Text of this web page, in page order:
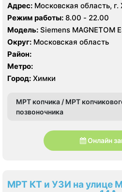
Адрес: Московская область,
стр 1
Режим работы: 8.00 - 22.00
Модель: Siemens MAGNETOM
Siemens Healthineers 64 среза,
Округ: Московская область
Район:
Метро:
Город: Химки
МРТ копчика / МРТ
позвоночника
Онлайн
МРТ КТ и УЗИ на улице